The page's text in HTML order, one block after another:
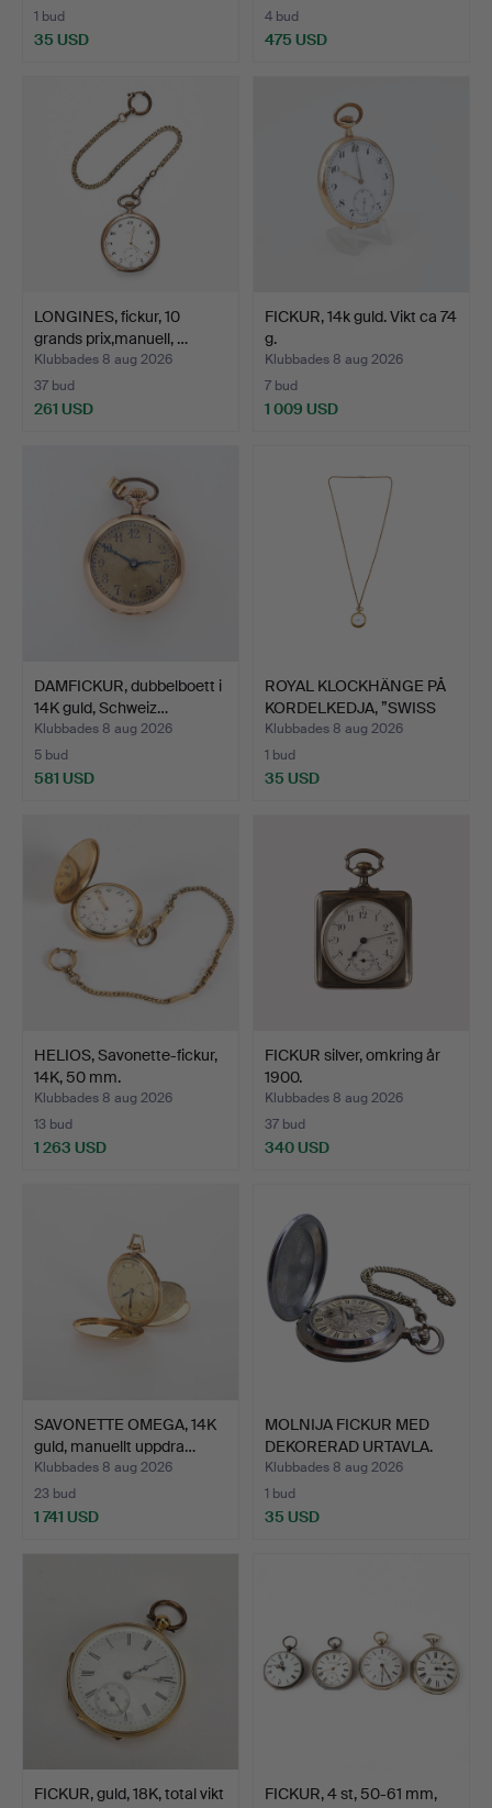
1 bud
35 USD
4 bud
475 USD
LONGINES, fickur, 10
grands prix,manuell, …
Klubbades 8 aug 2026
37 bud
261 USD
FICKUR, 14k guld. Vikt ca 74
g.
Klubbades 8 aug 2026
7 bud
1 009 USD
DAMFICKUR, dubbelboett i
14K guld, Schweiz…
Klubbades 8 aug 2026
5 bud
581 USD
ROYAL KLOCKHÄNGE PÅ
KORDELKEDJA, ”SWISS
MA…
Klubbades 8 aug 2026
1 bud
35 USD
HELIOS, Savonette-fickur,
14K, 50 mm.
Klubbades 8 aug 2026
13 bud
1 263 USD
FICKUR silver, omkring år
1900.
Klubbades 8 aug 2026
37 bud
340 USD
SAVONETTE OMEGA, 14K
guld, manuellt uppdra…
Klubbades 8 aug 2026
23 bud
1 741 USD
MOLNIJA FICKUR MED
DEKORERAD URTAVLA.
Klubbades 8 aug 2026
1 bud
35 USD
FICKUR, guld, 18K, total vikt
FICKUR, 4 st, 50-61 mm,